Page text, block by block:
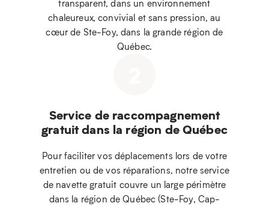
transparent, dans un environnement
chaleureux, convivial et sans pression, au
cœur de Ste-Foy, dans la grande région de
Québec.
Service de raccompagnement
gratuit dans la région de Québec
Pour faciliter vos déplacements lors de votre
entretien ou de vos réparations, notre service
de navette gratuit couvre un large périmètre
dans la région de Québec (Ste-Foy, Cap-